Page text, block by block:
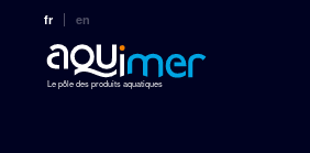
fr en
Le pôle des produits aquatiques